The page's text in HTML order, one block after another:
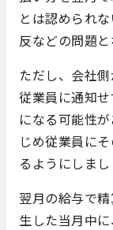
とは認められ
反などの問題と
ただし、会社
従業員に通知
になる可能性
じめ従業員に
るようにしまし
翌月の給与で
生した当月中